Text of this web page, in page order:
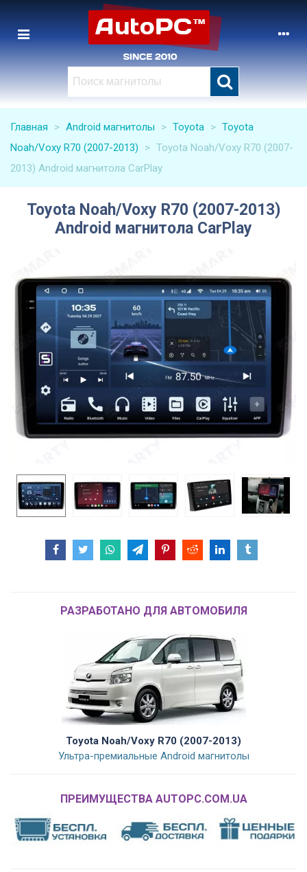
Главная > Android магнитолы > Toyota > Toyota
Noah/Voxy R70 (2007-2013)
> Toyota Noah/Voxy R70 (2007-
2013) Android магнитола CarPlay
Toyota Noah/Voxy R70 (2007-2013)
Android магнитола CarPlay
РАЗРАБОТАНО ДЛЯ АВТОМОБИЛЯ
Toyota Noah/Voxy R70 (2007-2013)
Ультра-премиальные Android магнитолы
ПРЕИМУЩЕСТВА AUTOPC.COM.UA